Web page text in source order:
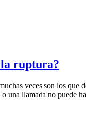
la ruptura?
veces son los que
una llamada no puede